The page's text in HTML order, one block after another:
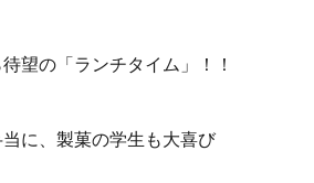
望の「ランチタイム」！！
に、製菓の学生も大喜び